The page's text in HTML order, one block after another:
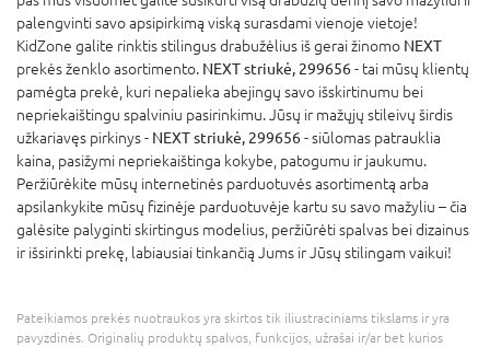
palengvinti savo apsipirkimą viską surasdami vienoje vietoje!
KidZone galite rinktis stilingus drabužėlius iš gerai žinomo NEXT
prekės ženklo asortimento. NEXT striukė, 299656- tai mūsų klientų
pamėgta prekė, kuri nepalieka abejingų savo išskirtinumu bei
nepriekaištingu spalviniu pasirinkimu. Jūsų ir mažųjų stileivų širdis
užkariavęs pirkinys - NEXT striukė, 299656- siūlomas patrauklia
kaina, pasižymi nepriekaištinga kokybe, patogumu ir jaukumu.
Peržiūrėkite mūsų internetinės parduotuvės asortimentą arba
apsilankykite mūsų fizinėje parduotuvėje kartu su savo mažyliu – čia
galėsite palyginti skirtingus modelius, peržiūrėti spalvas bei dizainus
ir išsirinkti prekę, labiausiai tinkančią Jums ir Jūsų stilingam vaikui!
Pateikiamos prekės nuotraukos yra skirtos tik iliustraciniams tikslams ir yra
pavyzdinės. Originalių produktų spalvos, funkcijos, užrašai ir/ar bet kurios